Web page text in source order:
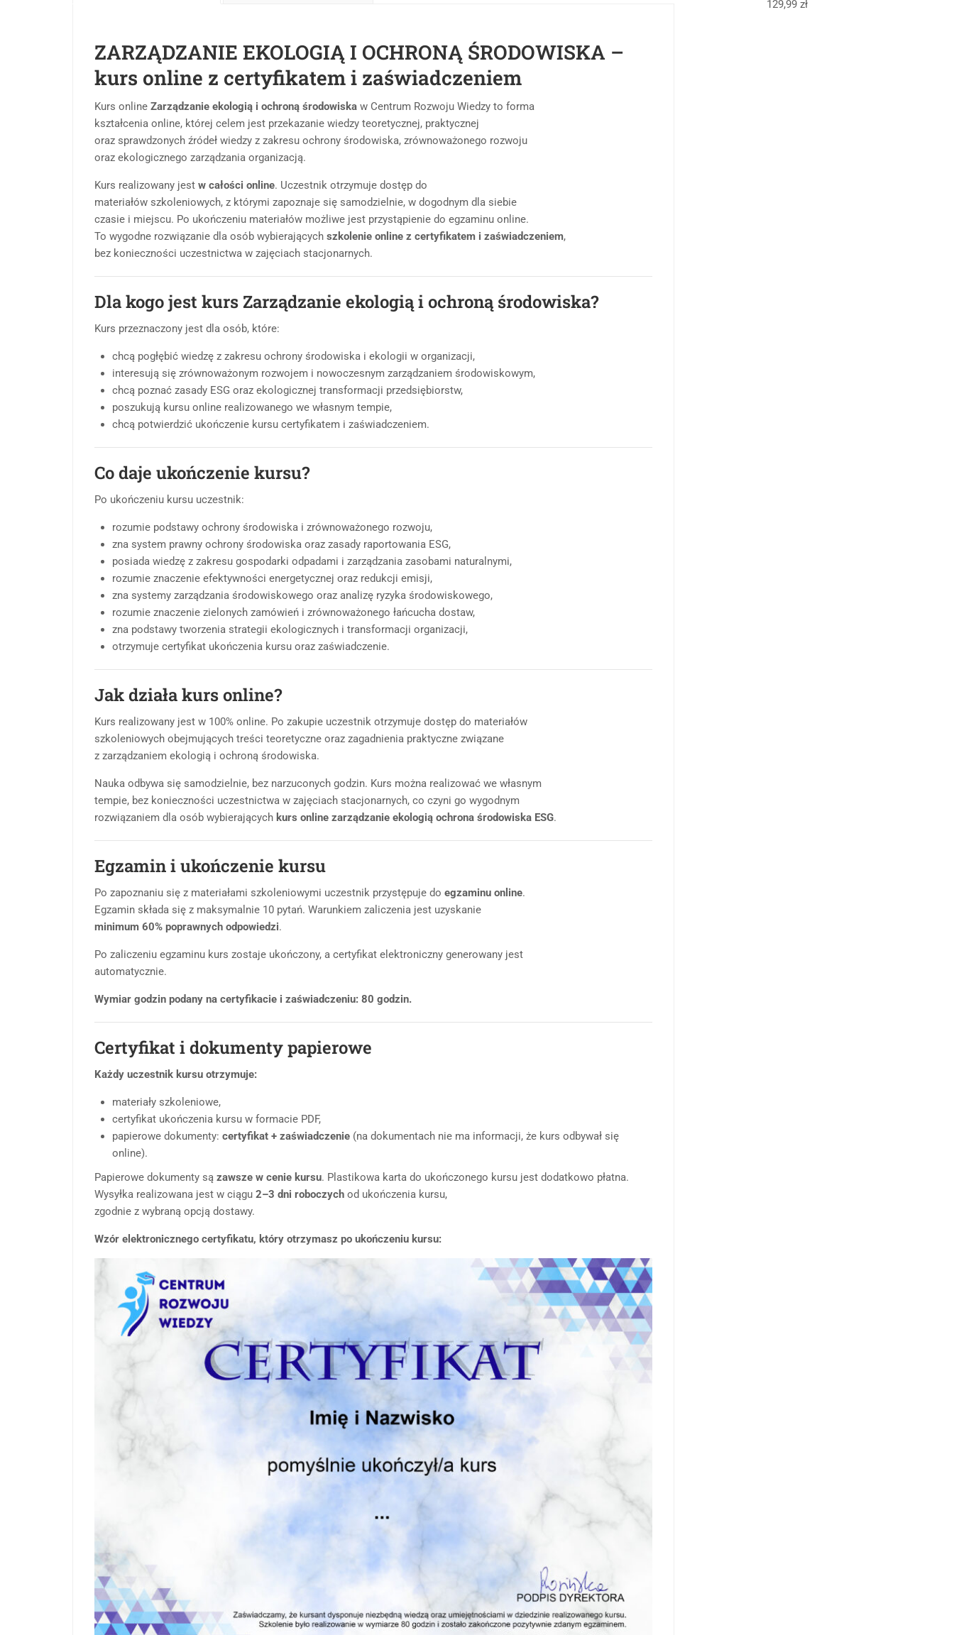
ZARZĄDZANIE EKOLOGIĄ I OCHRONĄ ŚRODOWISKA –
kurs online z certyfikatem i zaświadczeniem
Kurs online Zarządzanie ekologią i ochroną środowiska w Centrum Rozwoju Wiedzy to forma
kształcenia online, której celem jest przekazanie wiedzy teoretycznej, praktycznej
oraz sprawdzonych źródeł wiedzy z zakresu ochrony środowiska, zrównoważonego rozwoju
oraz ekologicznego zarządzania organizacją.
Kurs realizowany jest w całości online. Uczestnik otrzymuje dostęp do
materiałów szkoleniowych, z którymi zapoznaje się samodzielnie, w dogodnym dla siebie
czasie i miejscu. Po ukończeniu materiałów możliwe jest przystąpienie do egzaminu online.
To wygodne rozwiązanie dla osób wybierających szkolenie online z certyfikatem i zaświadczeniem,
bez konieczności uczestnictwa w zajęciach stacjonarnych.
Dla kogo jest kurs Zarządzanie ekologią i ochroną środowiska?
Kurs przeznaczony jest dla osób, które:
chcą pogłębić wiedzę z zakresu ochrony środowiska i ekologii w organizacji,
interesują się zrównoważonym rozwojem i nowoczesnym zarządzaniem środowiskowym,
chcą poznać zasady ESG oraz ekologicznej transformacji przedsiębiorstw,
poszukują kursu online realizowanego we własnym tempie,
chcą potwierdzić ukończenie kursu certyfikatem i zaświadczeniem.
Co daje ukończenie kursu?
Po ukończeniu kursu uczestnik:
rozumie podstawy ochrony środowiska i zrównoważonego rozwoju,
zna system prawny ochrony środowiska oraz zasady raportowania ESG,
posiada wiedzę z zakresu gospodarki odpadami i zarządzania zasobami naturalnymi,
rozumie znaczenie efektywności energetycznej oraz redukcji emisji,
zna systemy zarządzania środowiskowego oraz analizę ryzyka środowiskowego,
rozumie znaczenie zielonych zamówień i zrównoważonego łańcucha dostaw,
zna podstawy tworzenia strategii ekologicznych i transformacji organizacji,
otrzymuje certyfikat ukończenia kursu oraz zaświadczenie.
Jak działa kurs online?
Kurs realizowany jest w 100% online. Po zakupie uczestnik otrzymuje dostęp do materiałów
szkoleniowych obejmujących treści teoretyczne oraz zagadnienia praktyczne związane
z zarządzaniem ekologią i ochroną środowiska.
Nauka odbywa się samodzielnie, bez narzuconych godzin. Kurs można realizować we własnym
tempie, bez konieczności uczestnictwa w zajęciach stacjonarnych, co czyni go wygodnym
rozwiązaniem dla osób wybierających kurs online zarządzanie ekologią ochrona środowiska ESG.
Egzamin i ukończenie kursu
Po zapoznaniu się z materiałami szkoleniowymi uczestnik przystępuje do egzaminu online.
Egzamin składa się z maksymalnie 10 pytań. Warunkiem zaliczenia jest uzyskanie
minimum 60% poprawnych odpowiedzi.
Po zaliczeniu egzaminu kurs zostaje ukończony, a certyfikat elektroniczny generowany jest
automatycznie.
Wymiar godzin podany na certyfikacie i zaświadczeniu: 80 godzin.
Certyfikat i dokumenty papierowe
Każdy uczestnik kursu otrzymuje:
materiały szkoleniowe,
certyfikat ukończenia kursu w formacie PDF,
papierowe dokumenty: certyfikat + zaświadczenie (na dokumentach nie ma informacji, że kurs odbywał się
online).
Papierowe dokumenty są zawsze w cenie kursu. Plastikowa karta do ukończonego kursu jest dodatkowo płatna.
Wysyłka realizowana jest w ciągu 2–3 dni roboczych od ukończenia kursu,
zgodnie z wybraną opcją dostawy.
Wzór elektronicznego certyfikatu, który otrzymasz po ukończeniu kursu:
129,99 zł